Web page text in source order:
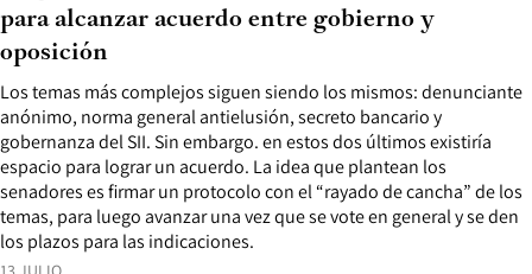
Los temas más complejos siguen siendo los mismos: denunciante
anónimo, norma general antielusión, secreto bancario y
gobernanza del SII. Sin embargo. en estos dos últimos existiría
espacio para lograr un acuerdo. La idea que plantean los
senadores es firmar un protocolo con el “rayado de cancha” de los
temas, para luego avanzar una vez que se vote en general y se den
los plazos para las indicaciones.
para alcanzar acuerdo entre gobierno y
oposición